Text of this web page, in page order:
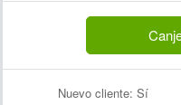
Nuevo cliente: Sí